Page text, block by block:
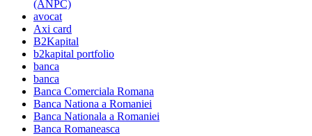
(ANPC)
avocat
Axi card
B2Kapital
b2kapital portfolio
banca
banca
Banca Comerciala Romana
Banca Nationa a Romaniei
Banca Nationala a Romaniei
Banca Romaneasca